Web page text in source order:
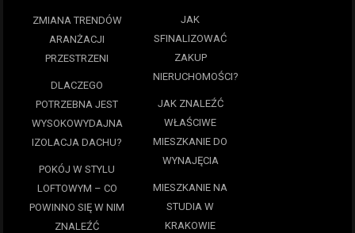
ZMIANA TRENDÓW
ARANŻACJI
PRZESTRZENI
DLACZEGO
POTRZEBNA JEST
WYSOKOWYDAJNA
IZOLACJA DACHU?
POKÓJ W STYLU
LOFTOWYM – CO
POWINNO SIĘ W NIM
ZNALEŹĆ
JAK
SFINALIZOWAĆ
ZAKUP
NIERUCHOMOŚCI?
JAK ZNALEŹĆ
WŁAŚCIWE
MIESZKANIE DO
WYNAJĘCIA
MIESZKANIE NA
STUDIA W
KRAKOWIE